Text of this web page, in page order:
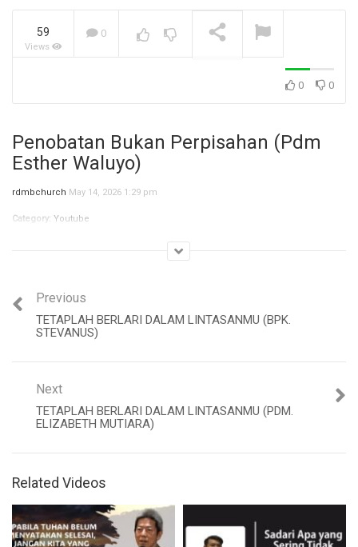
Jangan Biarkan Masa Lalu,
Depanmu! (Ibu Siane)
59
Views
0
0 0
Penobatan Bukan Perpisahan (Pdm
Esther Waluyo)
rdmbchurch May 14, 2026 1:29 pm
Category: Youtube
Previous
TETAPLAH BERLARI DALAM LINTASANMU (BPK.
STEVANUS)
Next
TETAPLAH BERLARI DALAM LINTASANMU (PDM.
ELIZABETH MUTIARA)
Related Videos